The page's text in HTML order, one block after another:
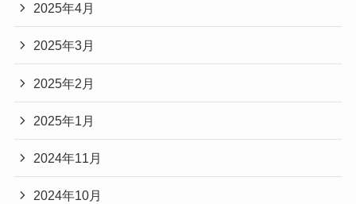
2025年4月
2025年3月
2025年2月
2025年1月
2024年11月
2024年10月